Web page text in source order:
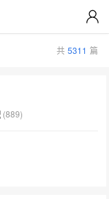
共 5311 篇
(889)